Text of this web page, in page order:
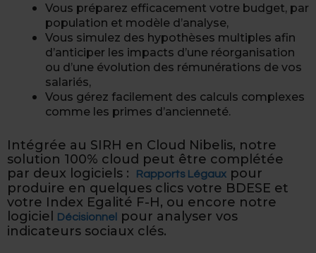
Vous préparez efficacement votre budget, par
population et modèle d’analyse,
Vous simulez des hypothèses multiples afin
d’anticiper les impacts d’une réorganisation
ou d’une évolution des rémunérations de vos
salariés,
Vous gérez facilement des calculs complexes
comme les primes d’ancienneté.
Intégrée au SIRH en Cloud Nibelis, notre
solution 100% cloud peut être complétée
par deux logiciels :
Rapports Légaux pour
produire en quelques clics votre BDESE et
votre Index Egalité F-H, ou encore notre
logiciel
Décisionnel
pour analyser vos
indicateurs sociaux clés.